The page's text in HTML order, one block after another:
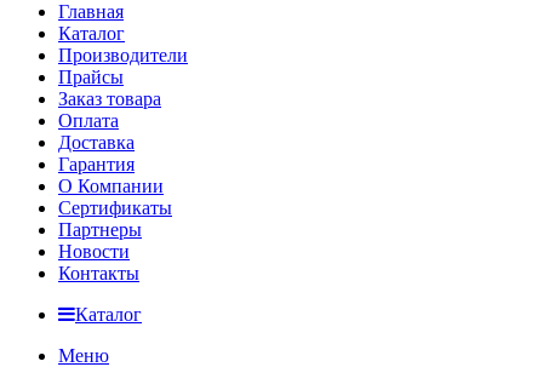
Главная
Каталог
Производители
Прайсы
Заказ товара
Оплата
Доставка
Гарантия
О Компании
Сертификаты
Партнеры
Новости
Контакты
Каталог
Меню